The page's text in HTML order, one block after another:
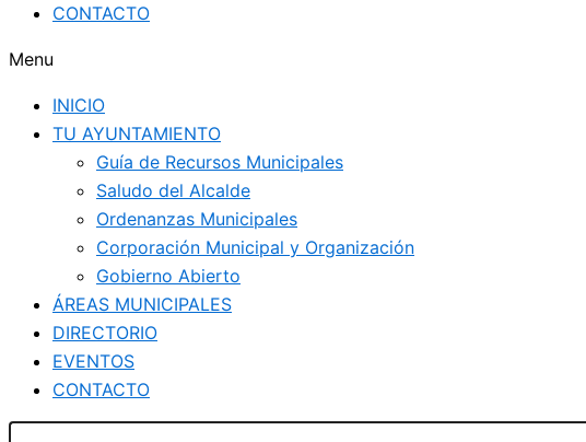
CONTACTO
Menu
INICIO
TU AYUNTAMIENTO
Guía de Recursos Municipales
Saludo del Alcalde
Ordenanzas Municipales
Corporación Municipal y Organización
Gobierno Abierto
ÁREAS MUNICIPALES
DIRECTORIO
EVENTOS
CONTACTO